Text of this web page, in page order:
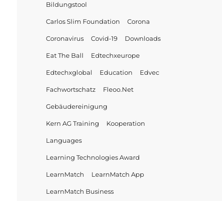
Bildungstool
Carlos Slim Foundation Corona
Coronavirus Covid-19 Downloads
Eat The Ball Edtechxeurope
Edtechxglobal Education Edvec
Fachwortschatz Fleoo.net
Gebäudereinigung
Kern AG Training Kooperation
Languages
Learning Technologies Award
LearnMatch LearnMatch App
LearnMatch Business